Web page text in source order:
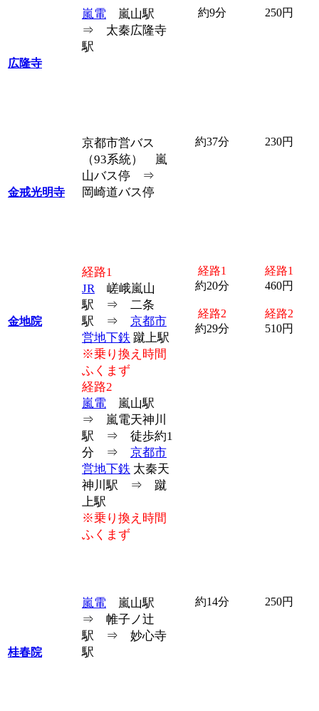
広隆寺
嵐電 嵐山駅
⇒ 太秦広隆寺
駅
約9分 250円
金戒光明寺
京都市営バス
（93系統） 嵐
山バス停 ⇒
岡崎道バス停
約37分 230円
金地院
経路1
JR 嵯峨嵐山
駅 ⇒ 二条
駅 ⇒ 京都市
営地下鉄 蹴上駅
※乗り換え時間
ふくまず
経路2
嵐電 嵐山駅
⇒ 嵐電天神川
駅 ⇒ 徒歩約1
分 ⇒ 京都市
営地下鉄 太秦天
神川駅 ⇒ 蹴
上駅
※乗り換え時間
ふくまず
経路1
約20分
経路2
約29分
経路1
460円
経路2
510円
桂春院
嵐電 嵐山駅
⇒ 帷子ノ辻
駅 ⇒ 妙心寺
駅
約14分 250円